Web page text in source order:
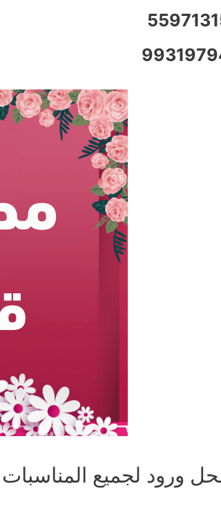
ورود لجميع المناسبات